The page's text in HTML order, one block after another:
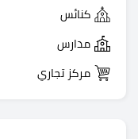
كنائس
مدارس
مركز تجاري